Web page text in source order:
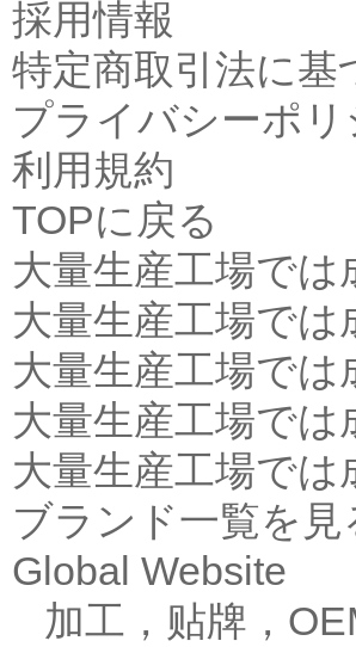
採用情報
特定商取引法に基
プライバシーポリ
利用規約
TOPに戻る
大量生産工場で
大量生産工場で
大量生産工場で
大量生産工場で
大量生産工場で
ブランド一覧を見
Global Website
加工，贴牌，